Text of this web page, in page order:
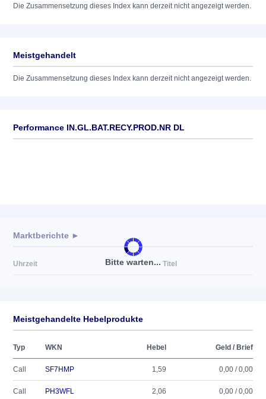
Die Zusammensetzung dieses Index kann derzeit nicht angezeigt werden.
Meistgehandelt
Die Zusammensetzung dieses Index kann derzeit nicht angezeigt werden.
Performance IN.GL.BAT.RECY.PROD.NR DL
Bitte warten...
Marktberichte ►
Uhrzeit Titel
Meistgehandelte Hebelprodukte
Typ WKN Hebel Geld / Brief
Call SF7HMP 1,59 0,00 / 0,00
Call PH3WFL 2,06 0,00 / 0,00